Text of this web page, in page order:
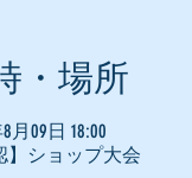
・場所
月09日 18:00
】ショップ大会